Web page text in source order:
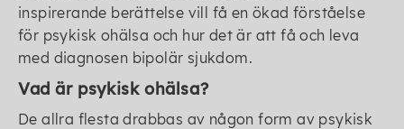
inspirerande berättelse vill få en ökad förståelse
för psykisk ohälsa och hur det är att få och leva
med diagnosen bipolär sjukdom.
Vad är psykisk ohälsa?
De allra flesta drabbas av någon form av psykisk